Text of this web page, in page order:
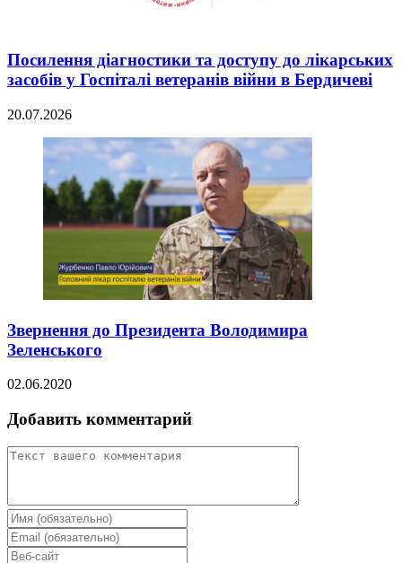
Посилення діагностики та доступу до лікарських
засобів у Госпіталі ветеранів війни в Бердичеві
20.07.2026
Звернення до Президента Володимира
Зеленського
02.06.2020
Добавить комментарий